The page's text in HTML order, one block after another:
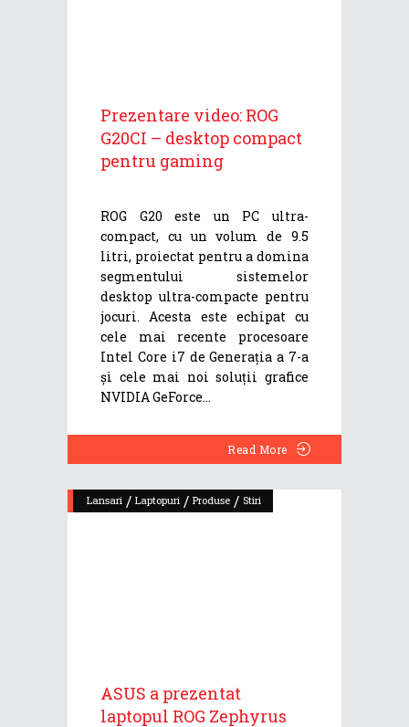
Prezentare video: ROG
G20CI – desktop compact
pentru gaming
ROG G20 este un PC ultra-
compact, cu un volum de 9.5
litri, proiectat pentru a domina
segmentului sistemelor
desktop ultra-compacte pentru
jocuri. Acesta este echipat cu
cele mai recente procesoare
Intel Core i7 de Generația a 7-a
și cele mai noi soluții grafice
NVIDIA GeForce
Read More
Lansari / Laptopuri / Produse / Stiri
ASUS a prezentat
laptopul ROG Zephyrus